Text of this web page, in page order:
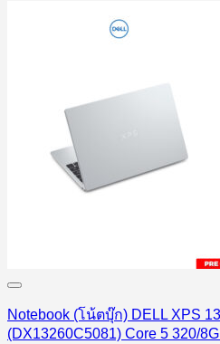
Notebook (โน้ตบุ๊ก) DELL XPS
(DX13260C5081) Core 5 320/